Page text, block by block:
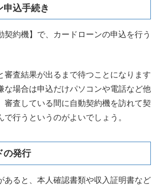
申込手続き
契約機】で、カードローンの申込を行う
審査結果が出るまで待つことになります
な場合は申込だけパソコンや電話など他
審査している間に自動契約機を訪れて契
で行うというのがよいでしょう。
の発行
あると、本人確認書類や収入証明書など